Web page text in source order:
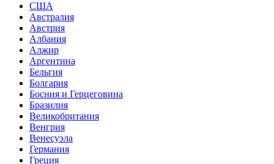
США
Австралия
Австрия
Албания
Алжир
Аргентина
Бельгия
Болгария
Босния и Герцеговина
Бразилия
Великобритания
Венгрия
Венесуэла
Германия
Греция